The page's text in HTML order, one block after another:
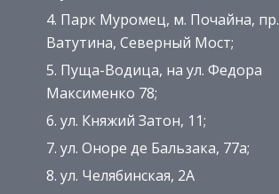
Парк Муромец, м. Почайна, пр.
Ватутина, Северный Мост;
Пуща-Водица, на ул. Федора
Максименко 78;
ул. Княжий Затон, 11;
ул. Оноре де Бальзака, 77а;
ул. Челябинская, 2А